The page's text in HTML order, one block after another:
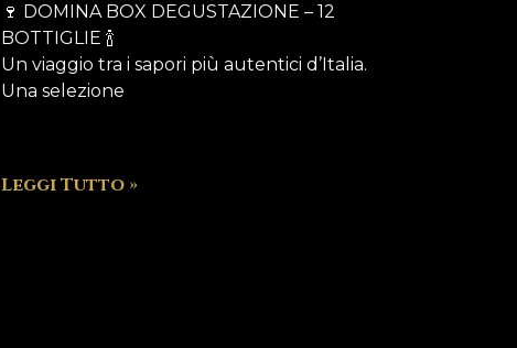
🍷 DOMINA BOX DEGUSTAZIONE – 12
BOTTIGLIE 🍾
Un viaggio tra i sapori più autentici d’Italia.
Una selezione
Leggi Tutto »